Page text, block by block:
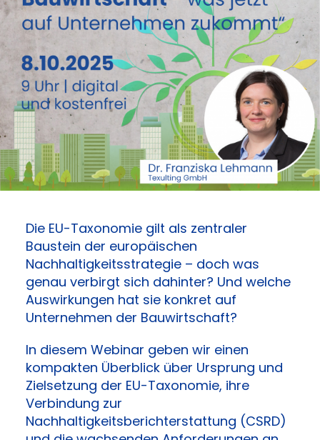
Die EU-Taxonomie gilt als zentraler
Baustein der europäischen
Nachhaltigkeitsstrategie – doch was
genau verbirgt sich dahinter? Und welche
Auswirkungen hat sie konkret auf
Unternehmen der Bauwirtschaft?
In diesem Webinar geben wir einen
kompakten Überblick über Ursprung und
Zielsetzung der EU-Taxonomie, ihre
Verbindung zur
Nachhaltigkeitsberichterstattung (CSRD)